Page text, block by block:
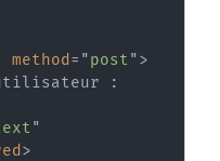
method = "post">
:
"
>